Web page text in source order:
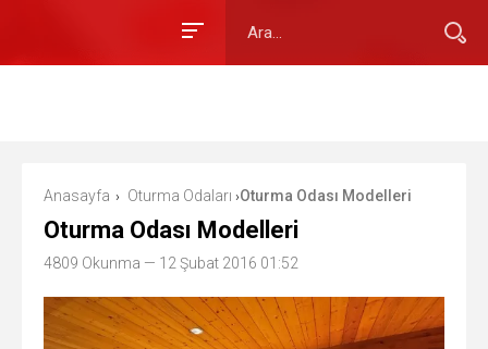
Anasayfa › Oturma Odaları ›Oturma Odası Modelleri
Oturma Odası Modelleri
4809 Okunma — 12 Şubat 2016 01:52